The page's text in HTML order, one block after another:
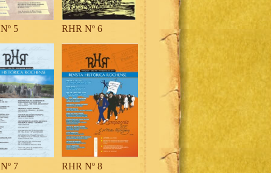
5 RHR Nº 6
7 RHR Nº 8